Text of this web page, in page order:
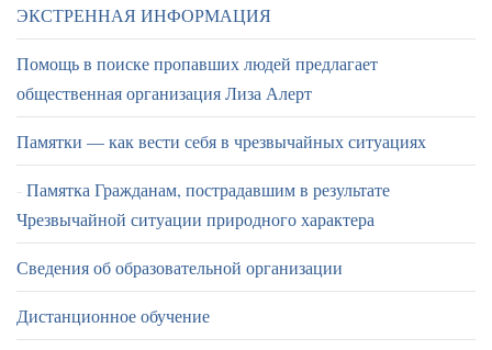
ЭКСТРЕННАЯ ИНФОРМАЦИЯ
Помощь в поиске пропавших людей предлагает
общественная организация Лиза Алерт
Памятки — как вести себя в чрезвычайных ситуациях
Памятка Гражданам, пострадавшим в результате
Чрезвычайной ситуации природного характера
Сведения об образовательной организации
Дистанционное обучение